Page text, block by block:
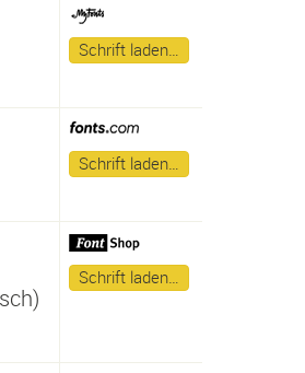
Schrift laden…
Schrift laden…
Schrift laden…